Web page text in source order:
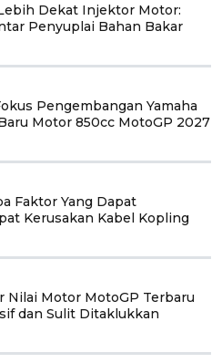
Dekat Injektor Motor:
Penyuplai Bahan Bakar
Pengembangan Yamaha
Motor 850cc MotoGP 2027
Faktor Yang Dapat
Kerusakan Kabel Kopling
Nilai Motor MotoGP Terbaru
dan Sulit Ditaklukkan